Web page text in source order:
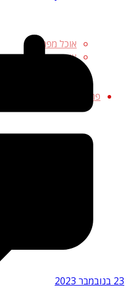
אוכל מפחיד
ציורים מפחידים
פרסום ושת"פ
23 בנובמבר 2023